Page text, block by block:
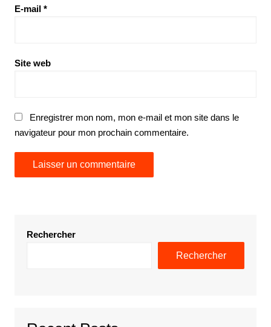
E-mail *
Site web
Enregistrer mon nom, mon e-mail et mon site dans le
navigateur pour mon prochain commentaire.
Rechercher
Rechercher